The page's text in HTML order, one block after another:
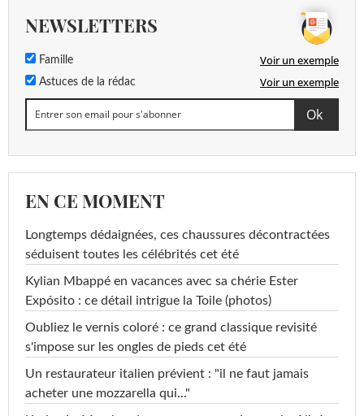
NEWSLETTERS
Famille Voir un exemple
Astuces de la rédac Voir un exemple
EN CE MOMENT
Longtemps dédaignées, ces chaussures décontractées
séduisent toutes les célébrités cet été
Kylian Mbappé en vacances avec sa chérie Ester
Expósito : ce détail intrigue la Toile (photos)
Oubliez le vernis coloré : ce grand classique revisité
s'impose sur les ongles de pieds cet été
Un restaurateur italien prévient : "il ne faut jamais
acheter une mozzarella qui..."